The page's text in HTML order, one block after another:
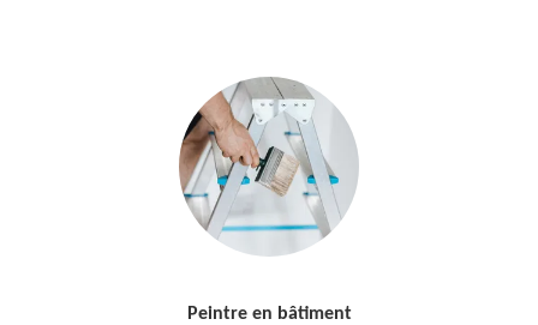
Peintre en bâtiment